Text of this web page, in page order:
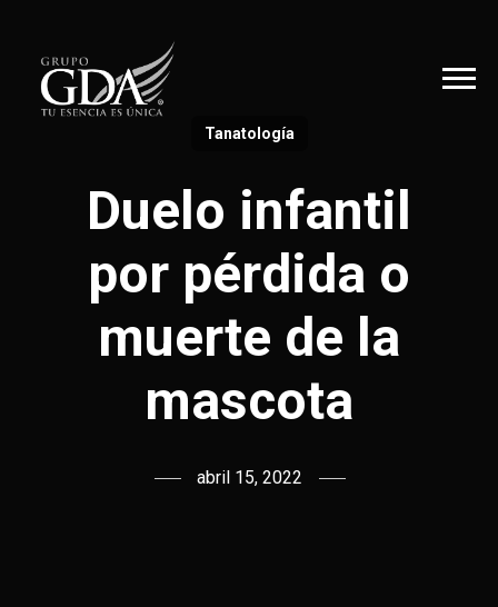
Tanatología
Duelo infantil
por pérdida o
muerte de la
mascota
abril 15, 2022